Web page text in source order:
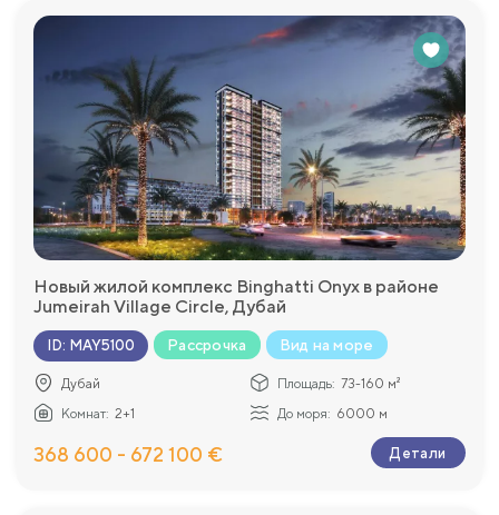
Новый жилой комплекс Binghatti Onyx в районе
Jumeirah Village Circle, Дубай
ID: MAY5100 Рассрочка Вид на море
Дубай Площадь: 73-160 м²
Комнат: 2+1 До моря: 6000 м
368 600 - 672 100 € Детали